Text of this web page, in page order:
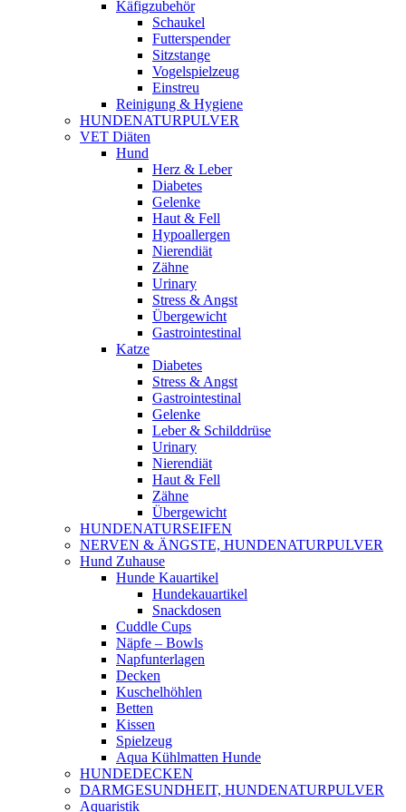
Käfigzubehör
Schaukel
Futterspender
Sitzstange
Vogelspielzeug
Einstreu
Reinigung & Hygiene
HUNDENATURPULVER
VET Diäten
Hund
Herz & Leber
Diabetes
Gelenke
Haut & Fell
Hypoallergen
Nierendiät
Zähne
Urinary
Stress & Angst
Übergewicht
Gastrointestinal
Katze
Diabetes
Stress & Angst
Gastrointestinal
Gelenke
Leber & Schilddrüse
Urinary
Nierendiät
Haut & Fell
Zähne
Übergewicht
HUNDENATURSEIFEN
NERVEN & ÄNGSTE, HUNDENATURPULVER
Hund Zuhause
Hunde Kauartikel
Hundekauartikel
Snackdosen
Cuddle Cups
Näpfe – Bowls
Napfunterlagen
Decken
Kuschelhöhlen
Betten
Kissen
Spielzeug
Aqua Kühlmatten Hunde
HUNDEDECKEN
DARMGESUNDHEIT, HUNDENATURPULVER
Aquaristik